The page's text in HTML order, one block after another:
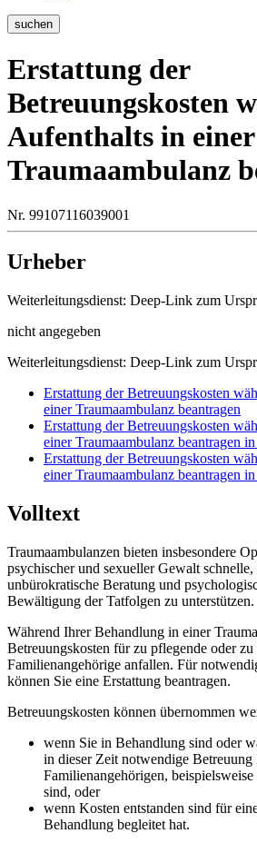
suchen
Erstattung der
Betreuungskosten
Aufenthalts in einer
Traumaambulanz
Nr. 99107116039001
Urheber
Weiterleitungsdienst: Deep-Link zum
nicht angegeben
Weiterleitungsdienst: Deep-Link zum
Erstattung der Betreuungskosten
einer Traumaambulanz beantragen
Erstattung der Betreuungskosten
einer Traumaambulanz beantragen
Erstattung der Betreuungskosten
einer Traumaambulanz beantragen
Volltext
Traumaambulanzen bieten insbesondere
psychischer und sexueller Gewalt
unbürokratische Beratung und
Bewältigung der Tatfolgen zu unterstützen.
Während Ihrer Behandlung in einer
Betreuungskosten für zu pflegende oder zu
Familienangehörige anfallen. Für
können Sie eine Erstattung beantragen.
Betreuungskosten können übernommen
wenn Sie in Behandlung sind oder
in dieser Zeit notwendige Betreuung
Familienangehörigen,
sind, oder
wenn Kosten entstanden sind für
Behandlung begleitet hat.